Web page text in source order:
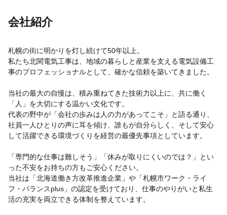
会社紹介
札幌の街に明かりを灯し続けて50年以上。
私たち北関電気工事は、地域の暮らしと産業を支える電気設備工
事のプロフェッショナルとして、確かな信頼を築いてきました。
当社の最大の自慢は、積み重ねてきた技術力以上に、共に働く
「人」を大切にする温かい文化です。
代表の野中が「会社の歩みは人の力があってこそ」と語る通り、
社員一人ひとりの声に耳を傾け、誰もが自分らしく、そして安心
して活躍できる環境づくりを経営の最優先事項としています。
「専門的な仕事は難しそう」「休みが取りにくいのでは？」とい
った不安をお持ちの方もご安心ください。
当社は「北海道働き方改革推進企業」や「札幌市ワーク・ライ
フ・バランスplus」の認定を受けており、仕事のやりがいと私生
活の充実を両立できる体制を整えています。